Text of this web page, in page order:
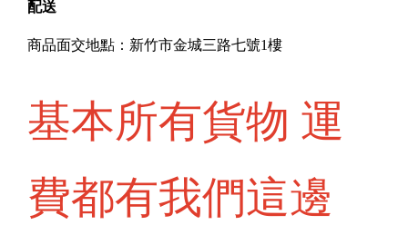
配送
商品面交地點：新竹市金城三路七號1樓
基本所有貨物 運
費都有我們這邊